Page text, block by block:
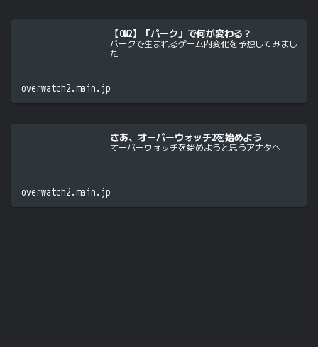
【OW2】「パーク」で何が変わる？
パークで生まれるゲーム内変化を予想してみまし
た
overwatch2.main.jp
さあ、オーバーウォッチ2を始めよう
オーバーウォッチを始めようと思うアナタへ
overwatch2.main.jp